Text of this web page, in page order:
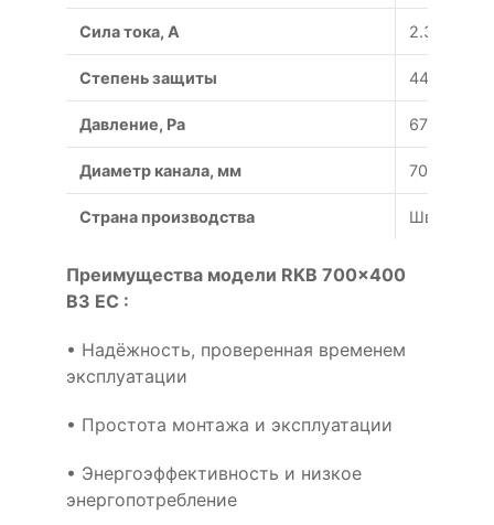
Сила тока, A 2.3
Степень защиты 44/54
Давление, Pa 670
Диаметр канала, мм 700x400
Страна производства Швеция
Преимущества модели RKB 700x400
B3 EC :
• Надёжность, проверенная временем
эксплуатации
• Простота монтажа и эксплуатации
• Энергоэффективность и низкое
энергопотребление